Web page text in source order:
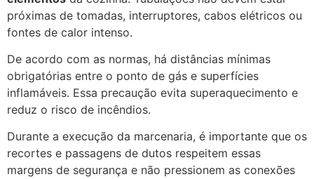
próximas de tomadas, interruptores, cabos elétricos ou
fontes de calor intenso.
De acordo com as normas, há distâncias mínimas
obrigatórias entre o ponto de gás e superfícies
inflamáveis. Essa precaução evita superaquecimento e
reduz o risco de incêndios.
Durante a execução da marcenaria, é importante que os
recortes e passagens de dutos respeitem essas
margens de segurança e não pressionem as conexões